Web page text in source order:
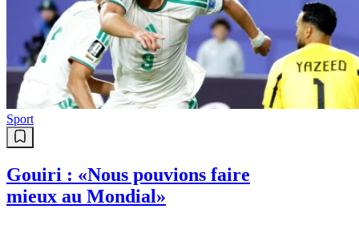
Sport
Gouiri : «Nous pouvions faire
mieux au Mondial»